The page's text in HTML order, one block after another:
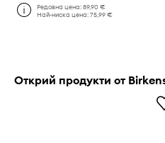
Редовна цена:89,90 €
Най-ниска цена:75,99 €
Открий продукти от